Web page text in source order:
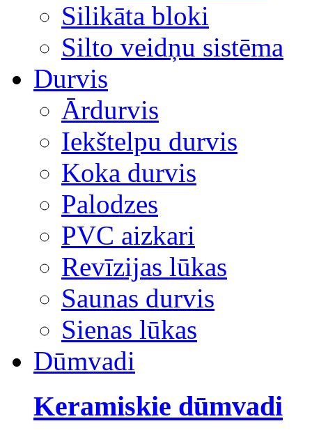
Silikāta bloki
Silto veidņu sistēma
Durvis
Ārdurvis
Iekštelpu durvis
Koka durvis
Palodzes
PVC aizkari
Revīzijas lūkas
Saunas durvis
Sienas lūkas
Dūmvadi
Keramiskie dūmvadi